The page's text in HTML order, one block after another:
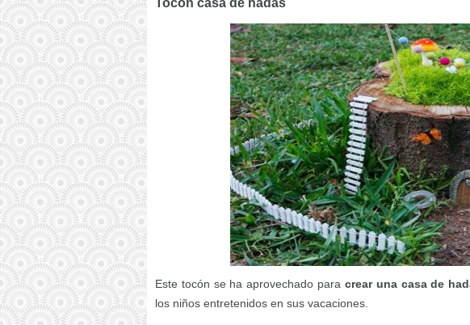
Tocón casa de hadas
Este tocón se ha aprovechado para crear una casa de
los niños entretenidos en sus vacaciones.